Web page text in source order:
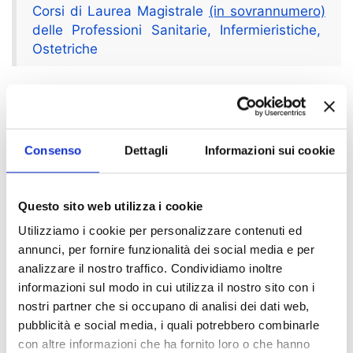
Consenso Dettagli Informazioni sui cookie
Questo sito web utilizza i cookie
Utilizziamo i cookie per personalizzare contenuti ed
annunci, per fornire funzionalità dei social media e per
analizzare il nostro traffico. Condividiamo inoltre
informazioni sul modo in cui utilizza il nostro sito con i
nostri partner che si occupano di analisi dei dati web,
pubblicità e social media, i quali potrebbero combinarle
con altre informazioni che ha fornito loro o che hanno
Corsi di Laurea Magistrale (in sovrannumero)
delle Professioni Sanitarie, Infermieristiche,
Ostetriche
Corsi di Laurea delle Professioni Sanitarie
Indice di pagina
CdL senza prova selettiva A.A. 2021/2022
Concorsi di ammissione A.A. 2021/2022
Chi sei? Naviga il sito per profilo